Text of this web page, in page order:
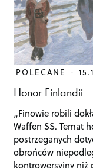
POLECANE
Honor Finlandii
„Finowie robili
Waffen SS. Temat
postrzeganych
obrońców
kontrowersyjny niż